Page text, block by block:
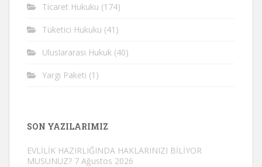
Ticaret Hukuku (174)
Tüketici Hukuku (41)
Uluslararası Hukuk (40)
Yargı Paketi (1)
SON YAZILARIMIZ
EVLİLİK HAZIRLIĞINDA HAKLARINIZI BİLİYOR
MUSUNUZ? 7 Ağustos 2026